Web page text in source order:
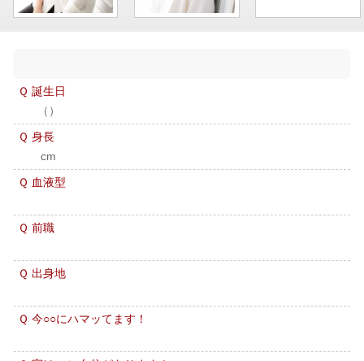
Ｑ 誕生日
（）
Ｑ 身長
cm
Ｑ 血液型
Ｑ 前職
Ｑ 出身地
Ｑ 今○○にハマッてます！